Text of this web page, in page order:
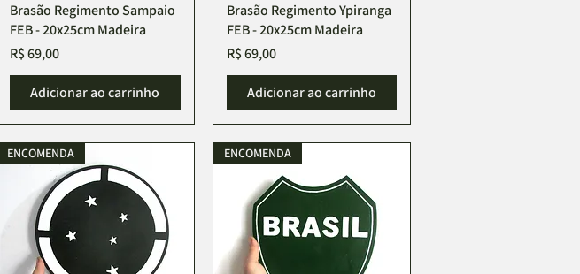
Visualização rápida
Brasão Regimento Sampaio
FEB - 20x25cm Madeira
Preço
R$ 69,00
Adicionar ao carrinho
Visualização rápida
Brasão Regimento Ypiranga
FEB - 20x25cm Madeira
Preço
R$ 69,00
Adicionar ao carrinho
ENCOMENDA ENCOMENDA